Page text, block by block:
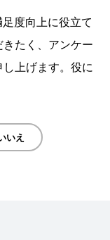
度向上に役立て
たく、アンケー
上げます。役に
いえ